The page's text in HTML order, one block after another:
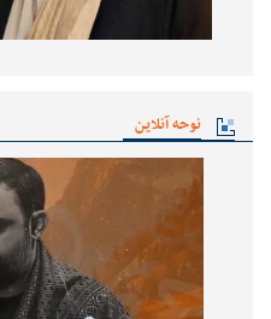
نوحه آنلاین